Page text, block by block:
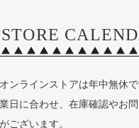
STORE
オンラインストアは年中無休
業日に合わせ、在庫確認やお
がございます。